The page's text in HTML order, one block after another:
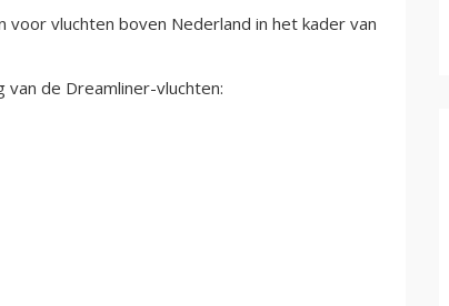
vluchten boven Nederland in het kader van
de Dreamliner-vluchten: